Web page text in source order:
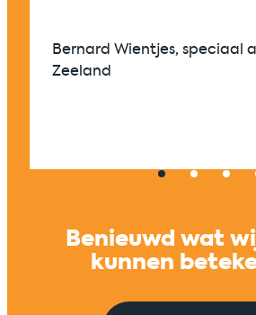
Bernard Wientjes, speciaal
Zeeland
Benieuwd wat
kunnen